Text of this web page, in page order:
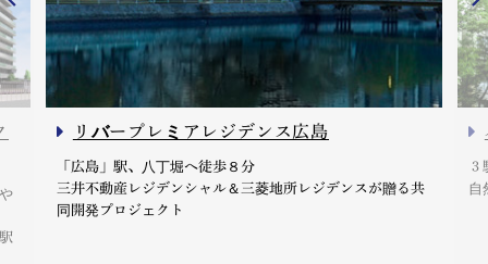
リバープレミアレジデンス広島
「広島」駅、八丁堀へ徒歩８分
三井不動産レジデンシャル＆三菱地所レジデンスが贈る共
同開発プロジェクト
３
自